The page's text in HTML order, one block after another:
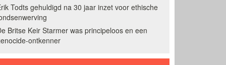
Todts gehuldigd na 30 jaar inzet voor ethische
Britse Keir Starmer was principeloos en een
ontkenner